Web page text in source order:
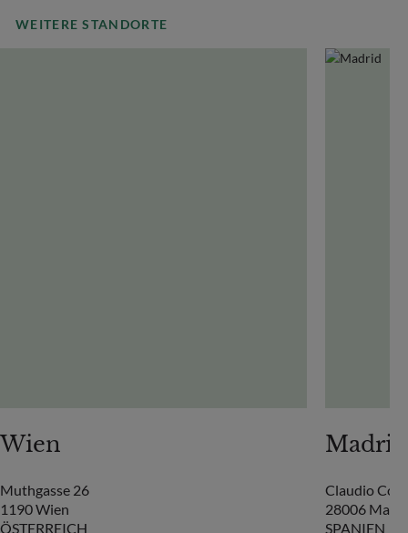
WEITERE STANDORTE
Wien
Muthgasse 26
1190 Wien
ÖSTERREICH
Madrid
Claudio
28006
SPANIEN